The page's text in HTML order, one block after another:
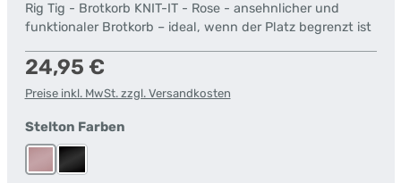
Rig Tig - Brotkorb KNIT-IT - Rose - ansehnlicher und
funktionaler Brotkorb – ideal, wenn der Platz begrenzt ist
Regulärer Preis:
24,95 €
Preise inkl. MwSt. zzgl. Versandkosten
Stelton Farbenauswählen
RoseSchwarz